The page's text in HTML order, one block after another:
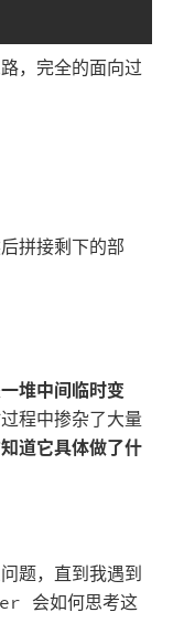
，完全的面向过
拼接剩下的部
一堆中间临时变
程中掺杂了大量
道它具体做了什
题，直到我遇到
会如何思考这